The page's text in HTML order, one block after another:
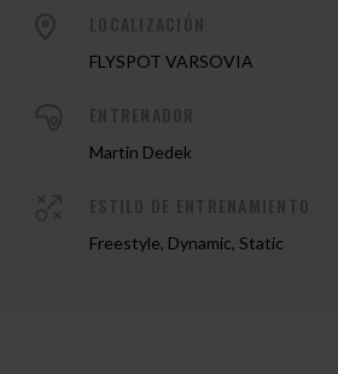
FLYSPOT VARSOVIA
Martin Dedek
Freestyle, Dynamic, Static